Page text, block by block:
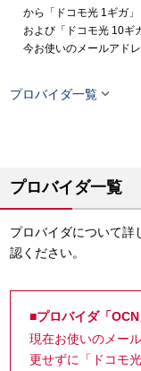
から「ドコモ光 1ギガ
および「ドコモ光 10ギ
今お使いのメールアド
プロバイダ一覧
プロバイダ一覧
プロバイダについて詳
認ください。
■プロバイダ「
現在お使いのメー
更せずに「ドコモ